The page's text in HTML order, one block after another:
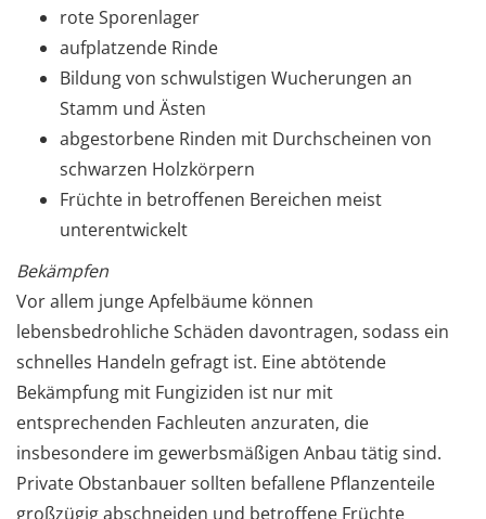
rote Sporenlager
aufplatzende Rinde
Bildung von schwulstigen Wucherungen an
Stamm und Ästen
abgestorbene Rinden mit Durchscheinen von
schwarzen Holzkörpern
Früchte in betroffenen Bereichen meist
unterentwickelt
Bekämpfen
Vor allem junge Apfelbäume können
lebensbedrohliche Schäden davontragen, sodass ein
schnelles Handeln gefragt ist. Eine abtötende
Bekämpfung mit Fungiziden ist nur mit
entsprechenden Fachleuten anzuraten, die
insbesondere im gewerbsmäßigen Anbau tätig sind.
Private Obstanbauer sollten befallene Pflanzenteile
großzügig abschneiden und betroffene Früchte